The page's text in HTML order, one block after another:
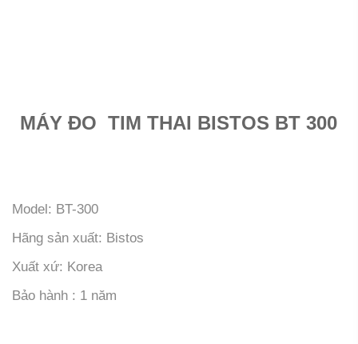
MÁY ĐO TIM THAI BISTOS BT 300
Model: BT-300
Hãng sản xuất: Bistos
Xuất xứ: Korea
Bảo hành : 1 năm